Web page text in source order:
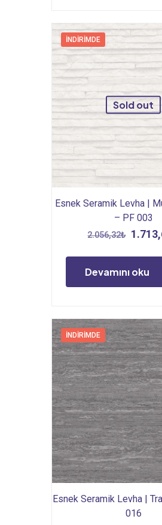
İNDIRIMDE
Sold out
Esnek Seramik Levha |
– PF 003
2.056,32₺
Devamını oku
İNDIRIMDE
Esnek Seramik Levha |
016